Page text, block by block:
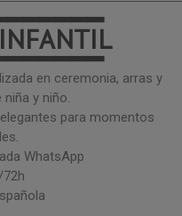
en ceremonia, arras y
y niño.
para momentos
WhatsApp